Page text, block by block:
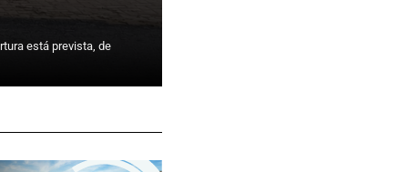
está prevista, de